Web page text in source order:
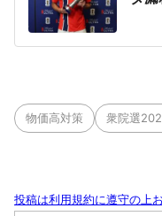
物価高対策 衆院選